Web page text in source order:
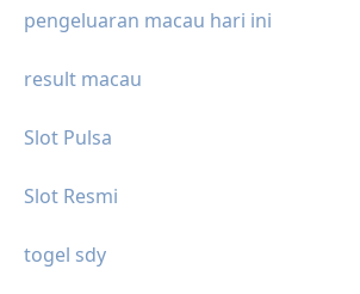
pengeluaran macau hari ini
result macau
Slot Pulsa
Slot Resmi
togel sdy